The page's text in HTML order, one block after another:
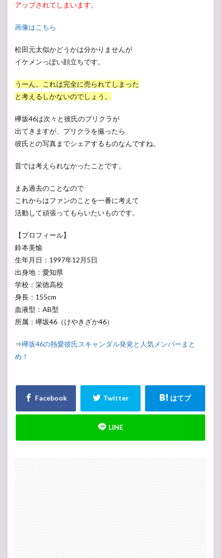
アップされてしまいます。
画像はこちら
松田元太似かどうかは分かりませんが
イケメンっぽい顔立ちです。
うーん。これは完全に売られてしまった
と考えるしかないのでしょう。
欅坂46は次々と彼氏のプリクラが
出てきますが、プリクラを撮ったら
彼氏との写真までシェアするものなんですね。
昔では考えられなかったことです。
まあ過去のことなので
これからはファンのことを一番に考えて
活動して頑張ってもらいたいものです。
【プロフィール】
鈴本美愉
生年月日：1997年12月5日
出身地：愛知県
学校：栄徳高校
身長：155cm
血液型：AB型
所属：欅坂46（けやきざか46）
⇒欅坂46の熱愛彼氏スキャンダル発覚と人気メンバーまと
め！